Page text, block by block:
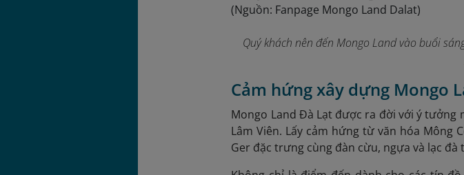
Quý khách nên đến Mongo Land vào buổi
Cảm hứng xây dựng Mongo
Mongo Land Đà Lạt được ra đời với ý tưởng
Lâm Viên. Lấy cảm hứng từ văn hóa
Ger đặc trưng cùng đàn cừu, ngựa và lạc